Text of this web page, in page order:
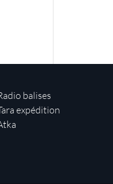
balises
expédition